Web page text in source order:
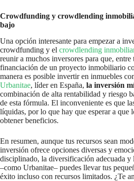
Crowdfunding y crowdlending
bajo
Una opción interesante para empezar a
crowdfunding y el crowdlending
reunir a muchos inversores para que,
financiación de un proyecto inmobiliario
manera es posible invertir en inmuebles
Urbanitae, líder en España, la inversión
combinación de alta rentabilidad y riesgo
de esta fórmula. El inconveniente es que
líquidas, por lo que hay que esperar a que
obtener beneficios.
En resumen, aunque tus recursos sean
inversión ofrece opciones diversas y
disciplinado, la diversificación adecuada y
–como Urbanitae– puedes llevar tus
éxito incluso con recursos limitados. ¿Te